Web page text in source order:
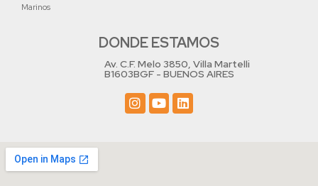
Marinos
DONDE ESTAMOS
Av. C.F. Melo 3850, Villa Martelli
B1603BGF - BUENOS AIRES